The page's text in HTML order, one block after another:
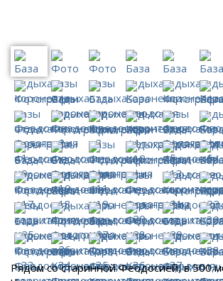
Рядом со старинной Феодосией, в 500